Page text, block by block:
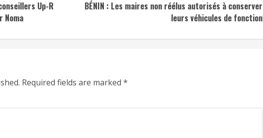
Up-R
Noma
BÉNIN : Les maires non réélus autorisés à conserver
leurs véhicules de fonction
Required fields are marked *